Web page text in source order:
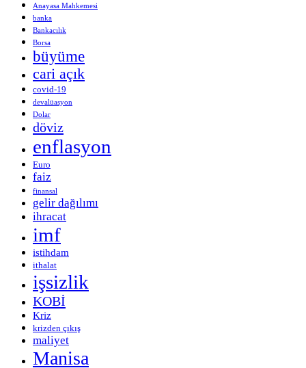
Anayasa Mahkemesi
banka
Bankacılık
Borsa
büyüme
cari açık
covid-19
devalüasyon
Dolar
döviz
enflasyon
Euro
faiz
finansal
gelir dağılımı
ihracat
imf
istihdam
ithalat
işsizlik
KOBİ
Kriz
krizden çıkış
maliyet
Manisa